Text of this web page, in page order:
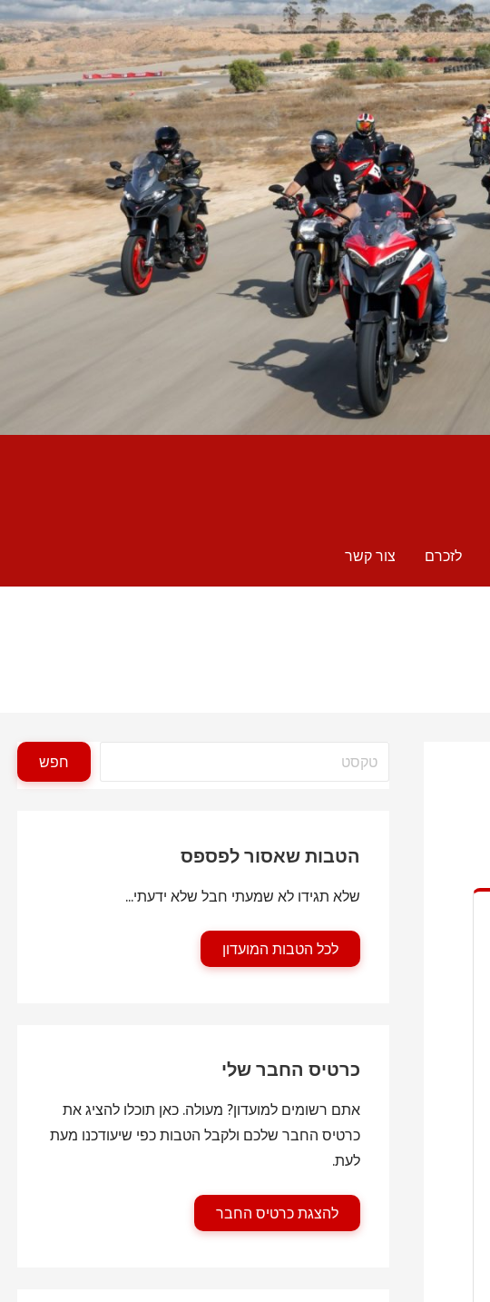
לזכרם צור קשר
חפש
הטבות שאסור לפספס
שלא תגידו לא שמעתי חבל שלא ידעתי...
לכל הטבות המועדון
כרטיס החבר שלי
אתם רשומים למועדון? מעולה. כאן תוכלו להציג את
כרטיס החבר שלכם ולקבל הטבות כפי שיעודכנו מעת
לעת.
להצגת כרטיס החבר